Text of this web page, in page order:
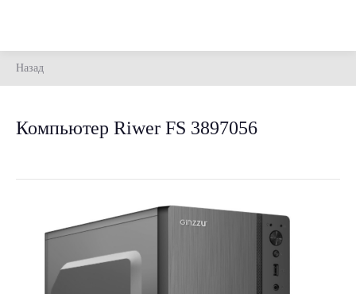
Назад
Компьютер Riwer FS 3897056